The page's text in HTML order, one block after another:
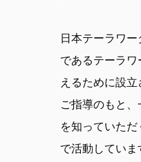
日本テーラワ
であるテーラ
えるために設
ご指導のもと
を知っていた
で活動していま